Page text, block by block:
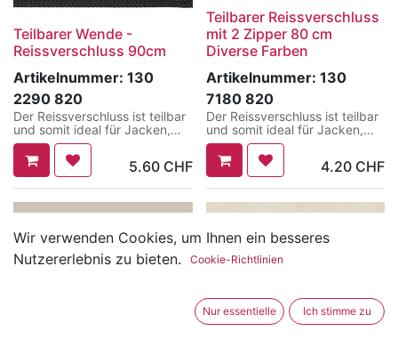
Teilbarer Wende -
Reissverschluss 90cm
Artikelnummer: 130
2290 820
Der Reissverschluss ist teilbar
und somit ideal für Jacken,
Mäntel und vieles mehr.
Dieser Reissverschluss ist
speziell für Wendejacken, da
5.60CHF
Teilbarer Reissverschluss
mit 2 Zipper 80 cm
Diverse Farben
Artikelnummer: 130
7180 820
Der Reissverschluss ist teilbar
und somit ideal für Jacken,
Mäntel und vieles mehr.
Dieser Artikel hat 2 Zipper, er
kann also unten wieder
Töfflifahrer etc. beliebt, da die
geöffnet werden kann.
4.20 CHF
Wir verwenden Cookies, um Ihnen ein besseres
Nutzererlebnis zu bieten.
Cookie-Richtlinien
Nur essentielle Ich stimme zu